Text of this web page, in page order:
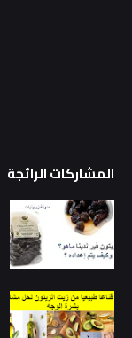
المشاركات الرائجة